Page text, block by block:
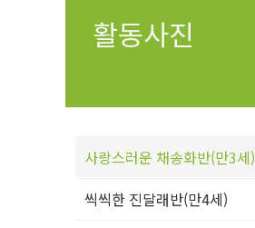
활동사진
사랑스러운 채송화반(만3세)
씩씩한 진달래반(만4세)